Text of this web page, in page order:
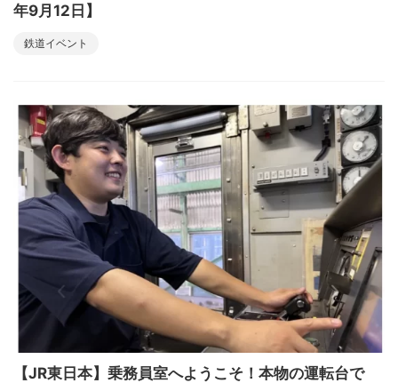
年9月12日】
鉄道イベント
【JR東日本】乗務員室へようこそ！本物の運転台で